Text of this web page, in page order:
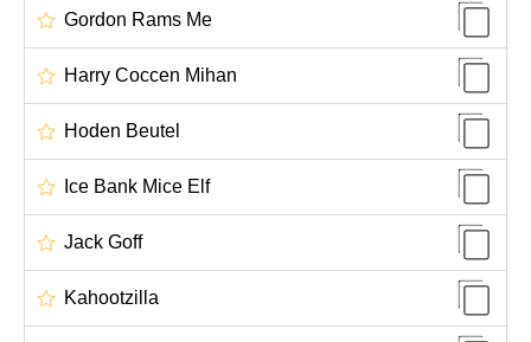
Gordon Rams Me
Harry Coccen Mihan
Hoden Beutel
Ice Bank Mice Elf
Jack Goff
Kahootzilla